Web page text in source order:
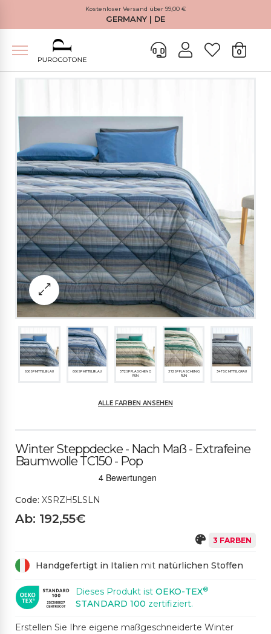
Kostenloser Versand über 99,00 €
GERMANY | DE
0
606SP MITTELBLAU 606SP MITTELBLAU
372SP FLASCHEN G
RÜN
372SP FLASCHEN G
RÜN
347SC MITTELGRAU
ALLE FARBEN ANSEHEN
Winter Steppdecke - Nach Maß - Extrafeine
Baumwolle TC150 - Pop
Code: XSRZH5LSLN
Ab: 192,55€
3 FARBEN
Handgefertigt in Italien mit natürlichen Stoffen
Dieses Produkt ist OEKO-TEX®
STANDARD 100 zertifiziert.
Erstellen Sie Ihre eigene maßgeschneiderte Winter